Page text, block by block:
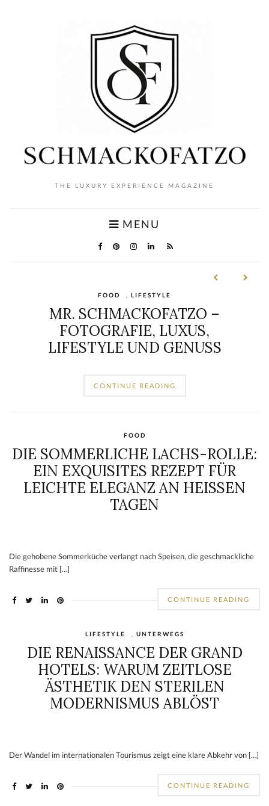
THE LUXURY EXPERIENCE MAGAZINE
MENU
FOOD LIFESTYLE
MR. SCHMACKOFATZO –
FOTOGRAFIE, LUXUS,
LIFESTYLE UND GENUSS
CONTINUE READING
FOOD
DIE SOMMERLICHE LACHS-ROLLE:
EIN EXQUISITES REZEPT FÜR
LEICHTE ELEGANZ AN HEISSEN T
AGEN
Die gehobene Sommerküche verlangt nach Speisen, die geschmackliche
Raffinesse mit […]
CONTINUE READING
LIFESTYLE UNTERWEGS
DIE RENAISSANCE DER GRAND
HOTELS: WARUM ZEITLOSE
ÄSTHETIK DEN STERILEN
MODERNISMUS ABLÖST
Der Wandel im internationalen Tourismus zeigt eine klare Abkehr von […]
CONTINUE READING